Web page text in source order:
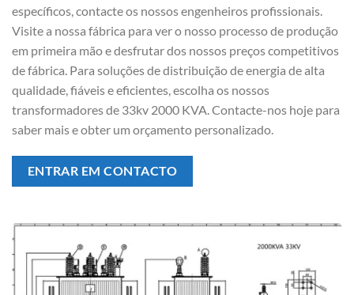
específicos, contacte os nossos engenheiros profissionais.
Visite a nossa fábrica para ver o nosso processo de produção
em primeira mão e desfrutar dos nossos preços competitivos
de fábrica. Para soluções de distribuição de energia de alta
qualidade, fiáveis e eficientes, escolha os nossos
transformadores de 33kv 2000 KVA. Contacte-nos hoje para
saber mais e obter um orçamento personalizado.
ENTRAR EM CONTACTO